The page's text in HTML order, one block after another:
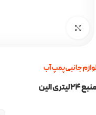
جانبی پمپ آب
24 لیتری الین